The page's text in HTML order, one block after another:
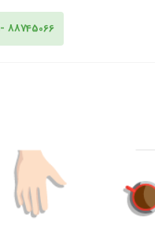
88745066 -021